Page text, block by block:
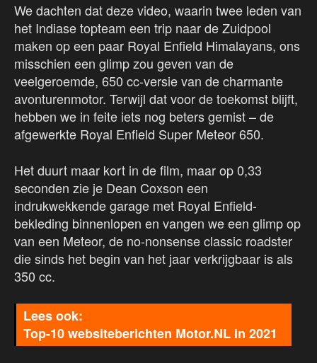
We dachten dat deze video, waarin twee leden van
het Indiase topteam een trip naar de Zuidpool
maken op een paar Royal Enfield Himalayans, ons
misschien een glimp zou geven van de
veelgeroemde, 650 cc-versie van de charmante
avonturenmotor. Terwijl dat voor de toekomst blijft,
hebben we in feite iets nog beters gemist – de
afgewerkte Royal Enfield Super Meteor 650.
Het duurt maar kort in de film, maar op 0,33
seconden zie je Dean Coxson een
indrukwekkende garage met Royal Enfield-
bekleding binnenlopen en vangen we een glimp op
van een Meteor, de no-nonsense classic roadster
die sinds het begin van het jaar verkrijgbaar is als
350 cc.
Top-10 websiteberichten Motor.NL in 2021